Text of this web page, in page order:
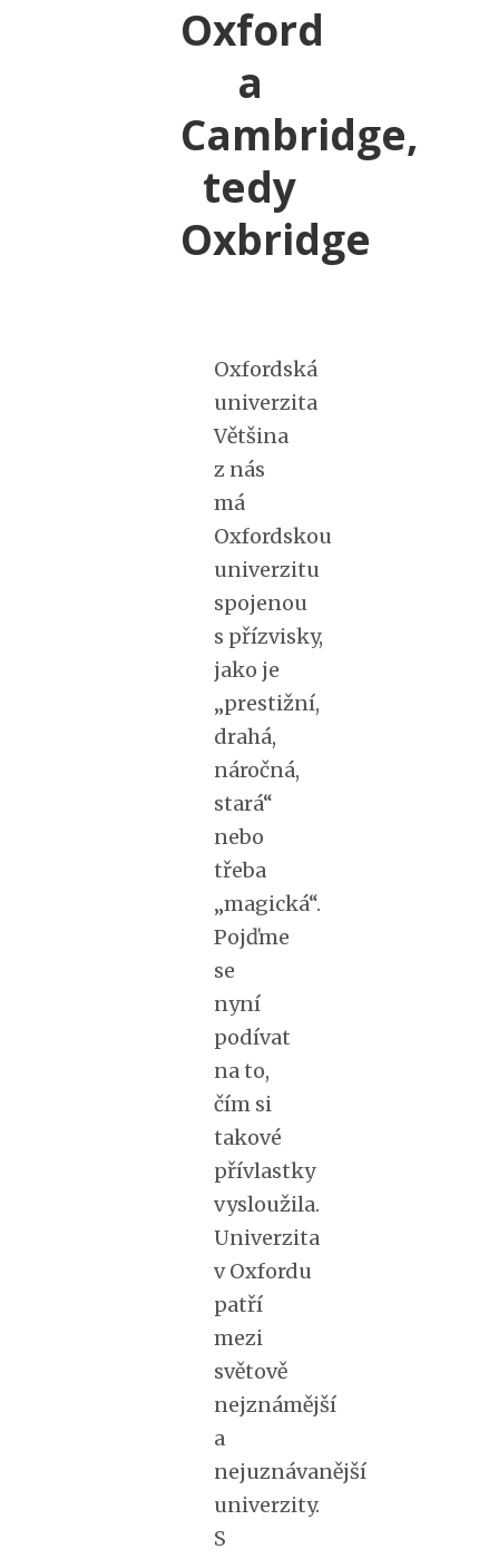
Oxford
a
Cambridge,
tedy
Oxbridge
Oxfordská
univerzita
Většina
z nás
má
Oxfordskou
univerzitu
spojenou
s přízvisky,
jako je
„prestižní,
drahá,
náročná,
stará“
nebo
třeba
„magická“.
Pojďme
se
nyní
podívat
na to,
čím si
takové
přívlastky
vysloužila.
Univerzita
v Oxfordu
patří
mezi
světově
nejznámější
a
nejuznávanější
univerzity.
S